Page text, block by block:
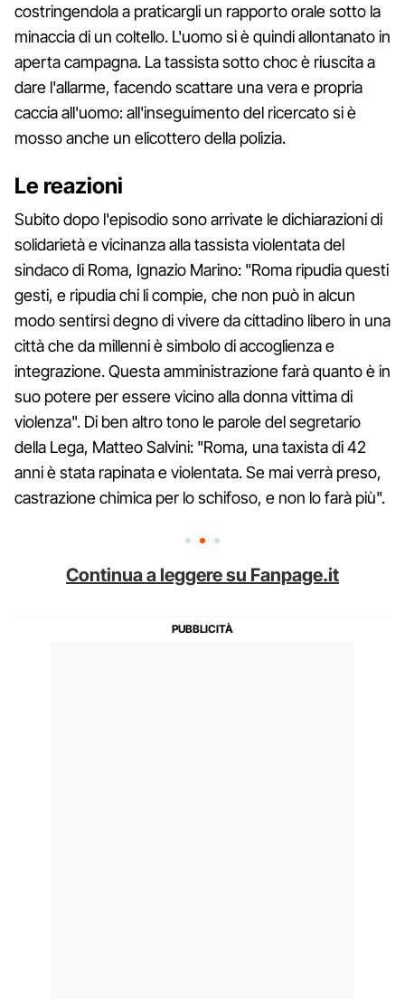
costringendola a praticargli un rapporto orale sotto la
minaccia di un coltello. L'uomo si è quindi allontanato in
aperta campagna. La tassista sotto choc è riuscita a
dare l'allarme, facendo scattare una vera e propria
caccia all'uomo: all'inseguimento del ricercato si è
mosso anche un elicottero della polizia.
Le reazioni
Subito dopo l'episodio sono arrivate le dichiarazioni di
solidarietà e vicinanza alla tassista violentata del
sindaco di Roma, Ignazio Marino: "Roma ripudia questi
gesti, e ripudia chi li compie, che non può in alcun
modo sentirsi degno di vivere da cittadino libero in una
città che da millenni è simbolo di accoglienza e
integrazione. Questa amministrazione farà quanto è in
suo potere per essere vicino alla donna vittima di
violenza". Di ben altro tono le parole del segretario
della Lega, Matteo Salvini: "Roma, una taxista di 42
anni è stata rapinata e violentata. Se mai verrà preso,
castrazione chimica per lo schifoso, e non lo farà più".
Continua a leggere su Fanpage.it